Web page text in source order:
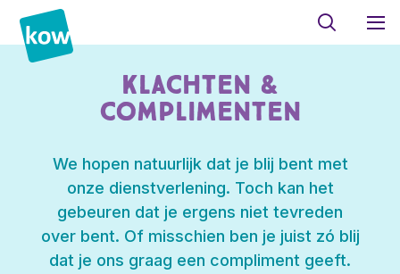
Klachten &
complimenten
We hopen natuurlijk dat je blij bent met
onze dienstverlening. Toch kan het
gebeuren dat je ergens niet tevreden
over bent. Of misschien ben je juist zó blij
dat je ons graag een compliment geeft.